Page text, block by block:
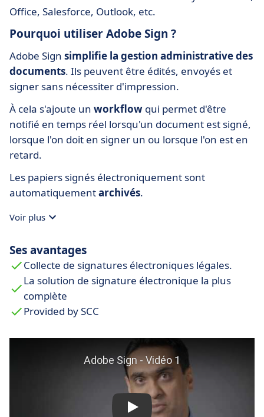
Office, Salesforce, Outlook, etc.
Pourquoi utiliser Adobe Sign ?
Adobe Sign simplifie la gestion administrative des
documents. Ils peuvent être édités, envoyés et
signer sans nécessiter d'impression.
À cela s'ajoute un workflow qui permet d'être
notifié en temps réel lorsqu'un document est signé,
lorsque l'on doit en signer un ou lorsque l'on est en
retard.
Les papiers signés électroniquement sont
automatiquementarchivés.
Voir plus
Ses avantages
Collecte de signatures électroniques légales.
La solution de signature électronique la plus
complète
Provided by SCC